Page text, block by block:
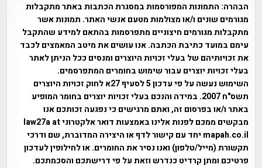
הבהרה: התמונות המפורסמות במסגרת הכתבות באתר מתקבלות
מגורמים שונים ו/או מצולמות מטעם אנשי האתר. תמונות אשר
מתקבלות מגורמים חיצוניים מתפרסמות בהתאם למידע שהתקבל
עימם במועד כתיבת הכתבה. אנו עושים את מיטב המאמצים לכבד
את זכויותיהם של בעלי זכויות היוצרים ומנסים ככל הניתן לאתר
בעלי זכויות יוצרים עבור שימוש בחומרים המתפרסמים.
השימוש נעשה על פי עדכון 5 לסעיף 27א לחוק זכויות היוצרים
תשס"ח 2007. במידה והנכם בעלי זכויות יוצרים בחומר המופיע
באתר ו/או בפרסום זה, ואתם מרגישים כי נפגעה זכותכם אנו
מבקשים ממכם לפנות אלינו באמצעות דואר אלקטרוני law27a at
mapah.co.il יחד עם קישור לדף או היצירה המדוברת, שם ודרכי
תקשורת (מייל/טלפון) ואנו נסיר את החומרים. או לחילופין לעדכון
פרטיכם ומתן קרדיט כנדרש וזאת על פי דרישתכם והסכמתכם.